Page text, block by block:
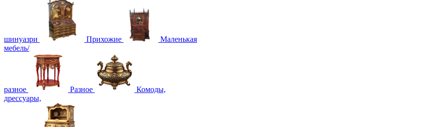
шинуазри Прихожие
Маленькая
мебель/
разное Разное
Комоды,
дрессуары,